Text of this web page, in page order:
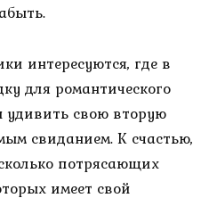
интересуются, где в
для романтического
удивить свою вторую
свиданием. К счастью,
потрясающих
имеет свой